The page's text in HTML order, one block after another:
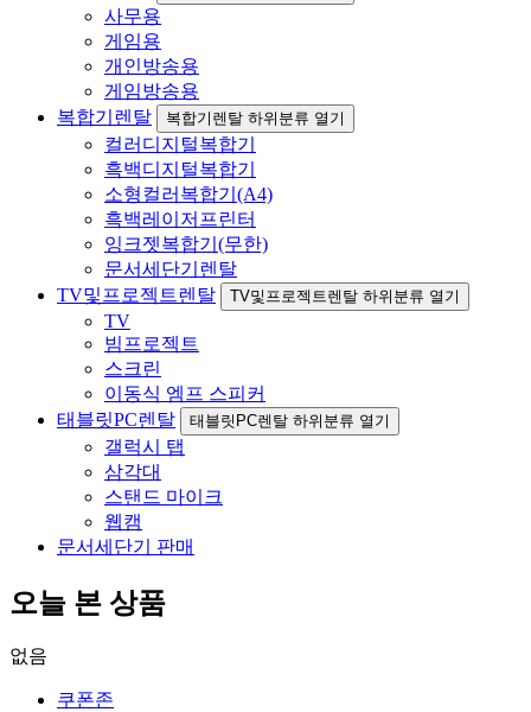
사무용
게임용
개인방송용
게임방송용
복합기렌탈
복합기렌탈 하위분류 열기
컬러디지털복합기
흑백디지털복합기
소형컬러복합기(A4)
흑백레이저프린터
잉크젯복합기(무한)
문서세단기렌탈
TV및프로젝트렌탈
TV및프로젝트렌탈 하위분류 열기
TV
빔프로젝트
스크린
이동식 엠프 스피커
태블릿PC렌탈
태블릿PC렌탈 하위분류 열기
갤럭시 탭
삼각대
스탠드 마이크
웹캠
문서세단기 판매
오늘 본 상품
없음
쿠폰존